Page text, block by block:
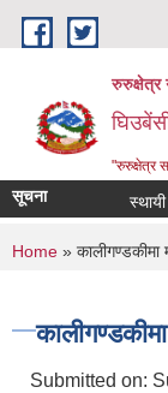
Skip to main content
रुरुक्षेत्र
"रुरुक्षेत्र
सूचना स्थायी
You are
Home »
Submitted on: